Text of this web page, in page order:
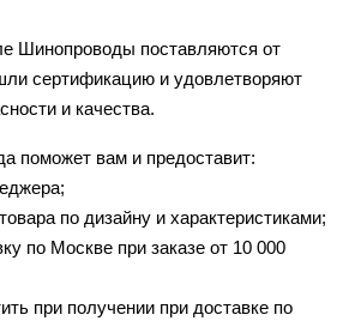
Шинопроводы поставляются от
сертификацию и удовлетворяют
и качества.
поможет вам и предоставит:
по дизайну и характеристиками;
по Москве при заказе от 10 000
при получении при доставке по